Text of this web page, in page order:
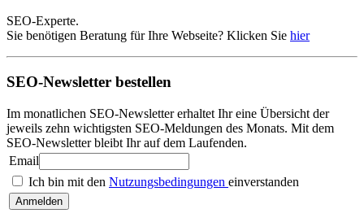
SEO-Experte.
Sie benötigen Beratung für Ihre Webseite? Klicken Sie hier
SEO-Newsletter bestellen
Im monatlichen SEO-Newsletter erhaltet Ihr eine Übersicht der
jeweils zehn wichtigsten SEO-Meldungen des Monats. Mit dem
SEO-Newsletter bleibt Ihr auf dem Laufenden.
Email
Ich bin mit den Nutzungsbedingungen einverstanden